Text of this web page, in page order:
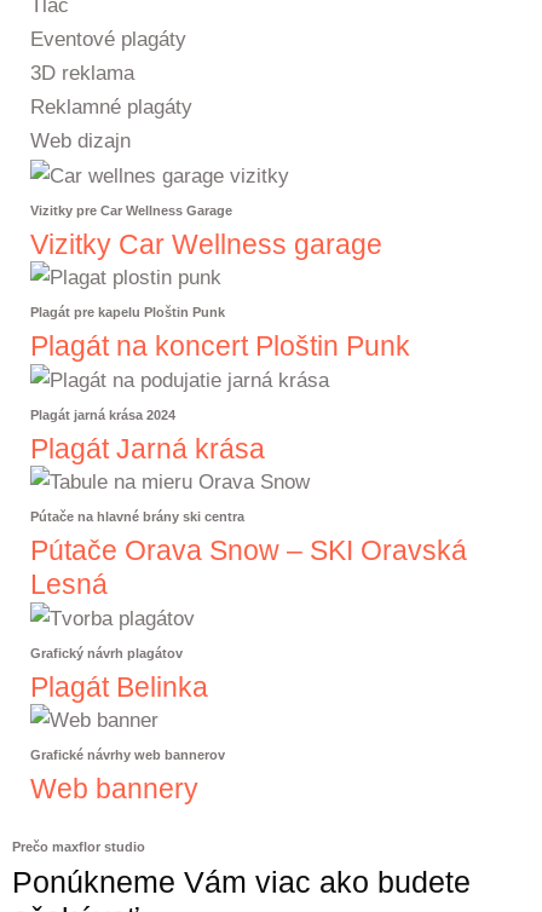
Tlač
Eventové plagáty
3D reklama
Reklamné plagáty
Web dizajn
Vizitky pre Car Wellness Garage
Vizitky Car Wellness garage
Plagát pre kapelu Ploštin Punk
Plagát na koncert Ploštin Punk
Plagát jarná krása 2024
Plagát Jarná krása
Pútače na hlavné brány ski centra
Pútače Orava Snow – SKI Oravská
Lesná
Grafický návrh plagátov
Plagát Belinka
Grafické návrhy web bannerov
Web bannery
Prečo maxflor studio
Ponúkneme Vám viac ako budete